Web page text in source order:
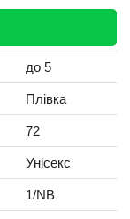
до 5
Плівка
72
Унісекс
1/NB